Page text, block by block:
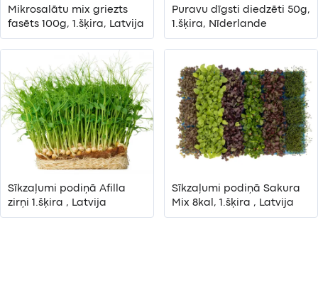
Mikrosalātu mix griezts
fasēts 100g, 1.šķira, Latvija
Puravu dīgsti diedzēti 50g,
1.šķira, Nīderlande
Sīkzaļumi podiņā Afilla
zirņi 1.šķira , Latvija
Sīkzaļumi podiņā Sakura
Mix 8kal, 1.šķira , Latvija